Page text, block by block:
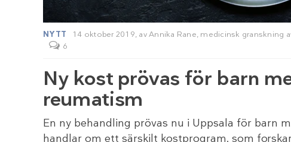
NYTT 14 oktober 2019, avAnnika Rane, medicinsk granskning
6
Ny kost prövas för barn
reumatism
En ny behandling prövas nu i Uppsala för barn
handlar om ett särskilt kostprogram, som